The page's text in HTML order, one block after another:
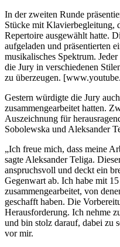
In der zweiten Runde
Stücke mit Klavierbegleitung,
Repertoire ausgewählt hatte.
aufgeladen und präsentierten
musikalisches Spektrum.
die Jury in verschiedenen
zu überzeugen.
Gestern würdigte die Jury
zusammengearbeitet hatten.
Auszeichnung für
Sobolewska und Aleksander
„Ich freue mich, dass meine
sagte Aleksander Teliga.
anspruchsvoll und deckt ein
Gegenwart ab. Ich habe mit
zusammengearbeitet, von
geschafft haben. Die
Herausforderung. Ich nehme
und bin stolz darauf, dabei zu
vor mir.